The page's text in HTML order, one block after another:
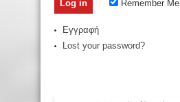
Remember Me
Εγγραφή
Lost your password?